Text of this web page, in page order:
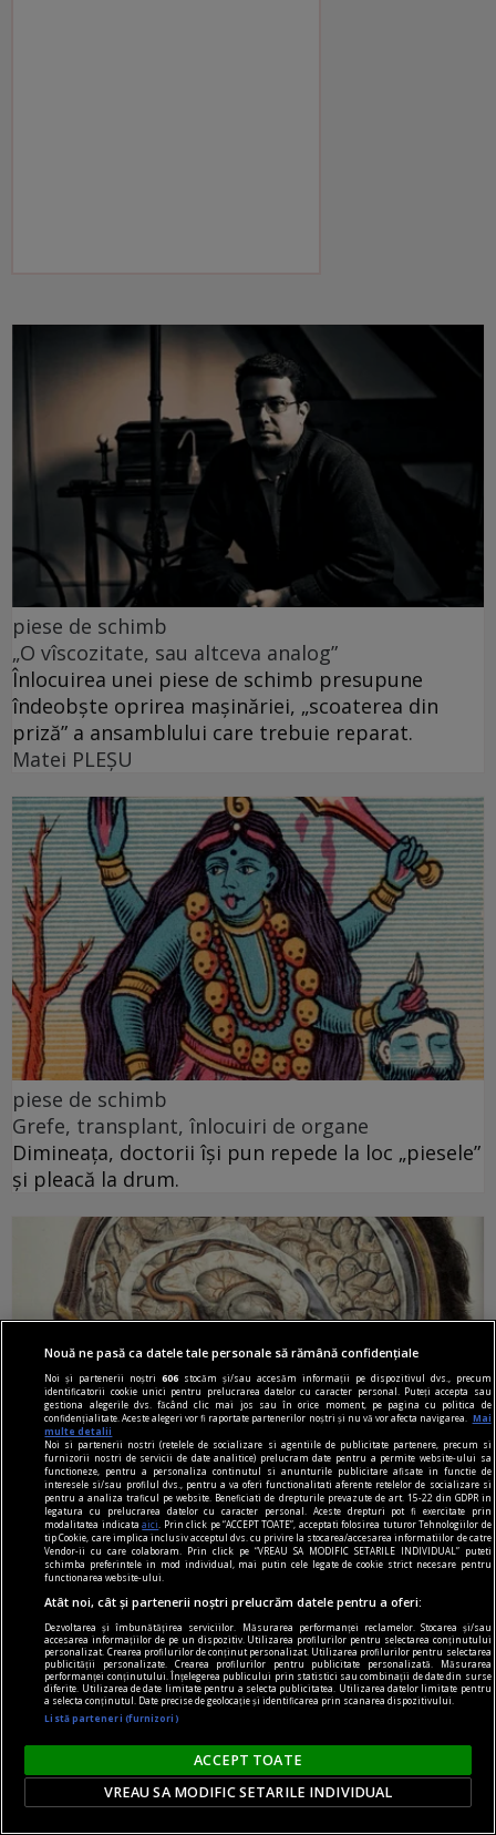
piese de schimb
„O vîscozitate, sau altceva analog”
Înlocuirea unei piese de schimb presupune
îndeobște oprirea mașinăriei, „scoaterea din
priză” a ansamblului care trebuie reparat.
Matei PLEŞU
piese de schimb
Grefe, transplant, înlocuiri de organe
Dimineața, doctorii își pun repede la loc „piesele”
și pleacă la drum.
piese de schimb
Despre viața eternă. Un creier în borcan
ă mă salvez în cer? Păi, ce discutăm noi aici,
domnule, neuroștiințe, filosofie, transumanism
sau teologie? În halul ăsta am ajuns? Doamne
ferește!
Nouă ne pasă ca datele tale personale să rămână confidențiale
Noi și partenerii noștri606 stocăm și/sau accesăm informații pe dispozitivul dvs., precum
identificatorii cookie unici pentru prelucrarea datelor cu caracter personal. Puteți accepta sau
gestiona alegerile dvs. făcând clic mai jos sau în orice moment, pe pagina cu politica de
confidențialitate. Aceste alegeri vor fi raportate partenerilor noștri și nu vă vor afecta navigarea.
Mai
multe detalii
Noi si partenerii nostri (retelele de socializare si agentiile de publicitate partenere, precum si
furnizorii nostri de servicii de date analitice) prelucram date pentru a permite website-ului sa
functioneze, pentru a personaliza continutul si anunturile publicitare afisate in functie de
interesele si/sau profilul dvs., pentru a va oferi functionalitati aferente retelelor de socializare si
pentru a analiza traficul pe website. Beneficiati de drepturile prevazute de art. 15-22 din GDPR in
legatura cu prelucrarea datelor cu caracter personal. Aceste drepturi pot fi exercitate prin
modalitatea indicataaici
. Prin click pe “ACCEPT TOATE”, acceptati folosirea tuturor Tehnologiilor de
tip Cookie, care implica inclusiv acceptul dvs. cu privire la stocarea/accesarea informatiilor de catre
Vendor-ii cu care colaboram. Prin click pe “VREAU SA MODIFIC SETARILE INDIVIDUAL” puteti
schimba preferintele in mod individual, mai putin cele legate de cookie strict necesare pentru
functionarea website-ului.
Atât noi, cât și partenerii noștri prelucrăm datele pentru a oferi:
Dezvoltarea și îmbunătățirea serviciilor. Măsurarea performanței reclamelor. Stocarea și/sau
accesarea informațiilor de pe un dispozitiv. Utilizarea profilurilor pentru selectarea conținutului
personalizat. Crearea profilurilor de conținut personalizat. Utilizarea profilurilor pentru selectarea
publicității personalizate. Crearea profilurilor pentru publicitate personalizată. Măsurarea
performanței conținutului. Înțelegerea publicului prin statistici sau combinații de date din surse
diferite. Utilizarea de date limitate pentru a selecta publicitatea. Utilizarea datelor limitate pentru
a selecta conținutul. Date precise de geolocație și identificarea prin scanarea dispozitivului.
Listă parteneri (furnizori)
ACCEPT TOATE
VREAU SA MODIFIC SETARILE INDIVIDUAL